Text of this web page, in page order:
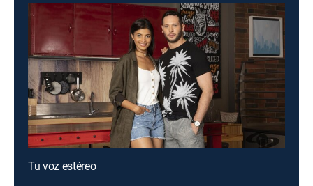
Tu voz estéreo